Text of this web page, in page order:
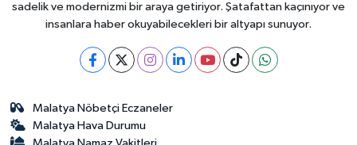
sadelik ve modernizmi bir araya getiriyor. Şatafattan kaçınıyor ve
insanlara haber okuyabilecekleri bir altyapı sunuyor.
Malatya Nöbetçi Eczaneler
Malatya Hava Durumu